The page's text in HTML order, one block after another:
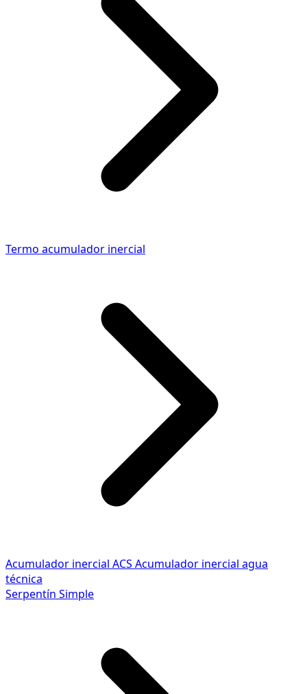
Termo acumulador inercial
Acumulador inercial ACS Acumulador inercial agua
técnica
Serpentín Simple